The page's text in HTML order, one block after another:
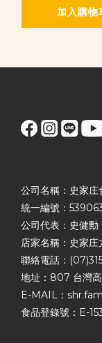
加入購物
公司名稱：史家庄
統一編號：
公司代表：史健勳
店家名稱：史家庄
聯絡電話：
地址：807 台灣
E-MAIL：
食品登錄號：E-